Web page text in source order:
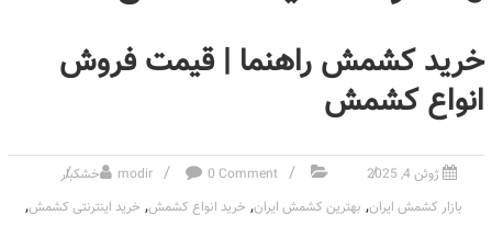
خرید کشمش راهنما | قیمت فروش
انواع کشمش
ژوئن 4, 2025 modir 0 Comment
خشکبار
بازار کشمش ایران, بهترین کشمش ایران, خرید انواع کشمش, خرید اینترنتی کشمش,